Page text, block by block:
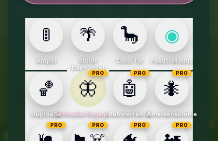
🚦
Ampel
🌴
Stiller
Dschungel
🦕
Dino-Tal
◉
Fokus-Modus
🏀
Hüpfbälle
🦋
PRO
Schmetterlingsgarten
🤖
PRO
Roboterfabrik
🐜
PRO
Ameisenkolonie
PRO PRO PRO PRO